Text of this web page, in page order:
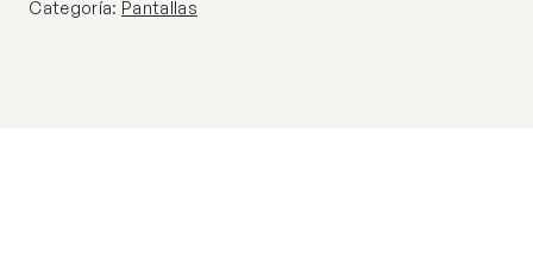
Categoría: Pantallas